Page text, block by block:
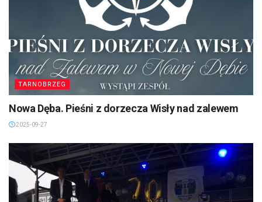
TARNOBRZEG
Nowa Dęba. Pieśni z dorzecza Wisły nad zalewem
2025-09-27